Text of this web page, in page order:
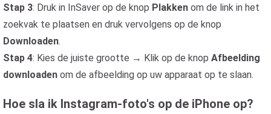
Stap 3: Druk in InSaver op de knop Plakken om de link in het
zoekvak te plaatsen en druk vervolgens op de knop
Downloaden.
Stap 4: Kies de juiste grootte → Klik op de knop Afbeelding
downloaden om de afbeelding op uw apparaat op te slaan.
Hoe sla ik Instagram-foto's op de iPhone op?